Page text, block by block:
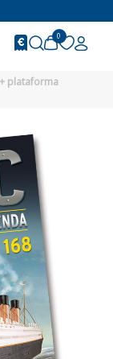
0
plataforma